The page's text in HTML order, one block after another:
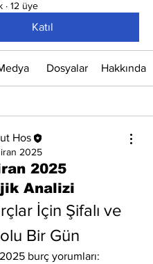
· 12 üye
Katıl
Dosyalar Hakkında
Hos
2025
2025
Analizi
İçin Şifalı ve
Bir Gün
burç yorumları: